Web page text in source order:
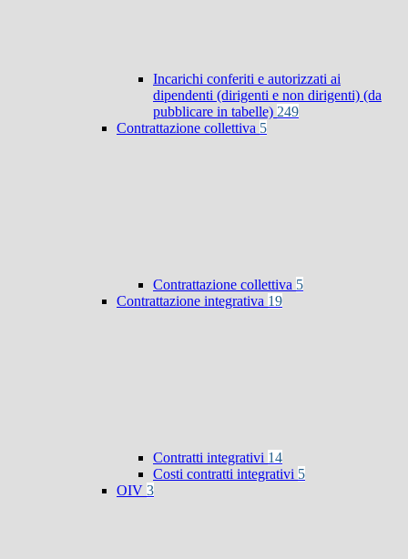
Incarichi conferiti e autorizzati ai
dipendenti (dirigenti e non dirigenti) (da
pubblicare in tabelle) 249
Contrattazione collettiva 5
Contrattazione collettiva 5
Contrattazione integrativa 19
Contratti integrativi 14
Costi contratti integrativi 5
OIV 3